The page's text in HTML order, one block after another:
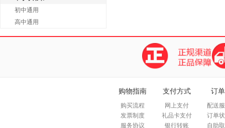
初中通用
高中通用
购物指南
购买流程
发票制度
服务协议
支付方式
网上支付
礼品卡支付
银行转账
订
配送
订单
自助